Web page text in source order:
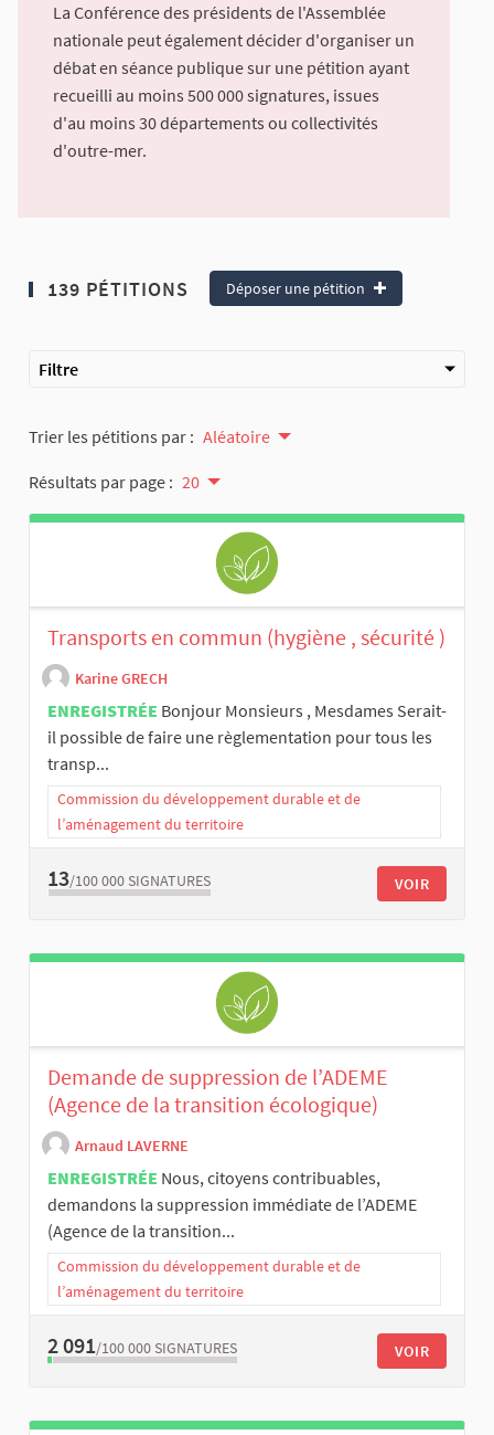
La Conférence des présidents de l'Assemblée
nationale peut également décider d'organiser un
débat en séance publique sur une pétition ayant
recueilli au moins 500 000 signatures, issues
d'au moins 30 départements ou collectivités
d'outre-mer.
139 PÉTITIONS Déposer une pétition
Filtre
Trier les pétitions par : Aléatoire
Résultats par page : 20
Transports en commun (hygiène , sécurité )
Karine GRECH
ENREGISTRÉE Bonjour Monsieurs , Mesdames Serait-
il possible de faire une règlementation pour tous les
transp...
Commission du développement durable et de
l’aménagement du territoire
13/100 000 SIGNATURES VOIR
Demande de suppression de l’ADEME
(Agence de la transition écologique)
Arnaud LAVERNE
ENREGISTRÉE Nous, citoyens contribuables,
demandons la suppression immédiate de l’ADEME
(Agence de la transition...
Commission du développement durable et de
l’aménagement du territoire
2 091/100 000 SIGNATURES VOIR